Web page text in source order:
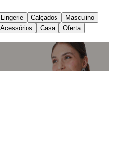
Lingerie Calçados
Masculino
Acessórios Casa Oferta